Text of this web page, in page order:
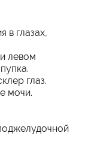
в глазах,
левом
глаз.
мочи.